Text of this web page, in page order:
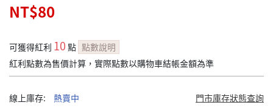
NT$80
可獲得紅利 10 點 點數說明
紅利點數為售價計算，實際點數以購物車結帳金額為準
線上庫存: 熱賣中 門市庫存狀態查詢